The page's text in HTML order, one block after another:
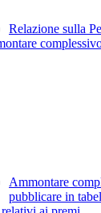
Relazione sulla
Ammontare
pubblicare in